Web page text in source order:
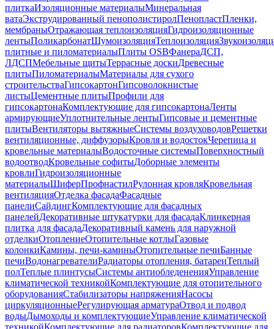
плиткаИзоляционные материалыМинеральная
ватаЭкструдированный пенополистиролПенопластПленки,
мембраныОтражающая теплоизоляцияГидроизоляционные
лентыПоликарбонатШумоизоляцияТеплоизоляция
плитные и пиломатериалыПлиты OSBФанераДСП,
ЛДСПМебельные щитыТеррасные доскиДревесные
плитыПиломатериалыМатериалы для сухого
строительстваГипсокартонГипсоволокнистые
листыЦементные плитыПрофили для
гипсокартонаКомплектующие для гипсокартонаЛенты
армирующиеУплотнительные лентыГипсовые и цементные
плитыВентиляторы вытяжныеСистемы воздуховодовРешетки
вентиляционные, диффузорыКровля и водостокЧерепица и
кровельные материалыВодосточные системыПоверхностный
водоотводКровельные софитыДоборные элементы
кровлиГидроизоляционные
материалыШиферПрофнастилРулонная кровляКровельная
вентиляцияОтделка фасадаФасадные
панелиСайдингКомплектующие для фасадных
панелейДекоративные штукатурки для фасадаКлинкерная
плитка для фасадаДекоративный камень для наружной
отделкиОтоплениеОтопительные котлыГазовые
колонкиКамины, печи-каминыОтопительные печиБанные
печиВодонагревателиРадиаторы отопления, батареиТеплый
полТеплые плинтусыСистемы антиобледененияУправление
климатической техникойКомплектующие для отопительного
оборудованияСтабилизаторы напряженияНасосы
циркуляционныеРегулирующая арматураОтвод и подвод
водыДымоходы и комплектующиеУправление климатической
техникойКомплектующие для радиаторовКомплектующие для